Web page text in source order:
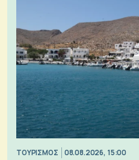
ΤΟΥΡΙΣΜΟΣ 08.08.2026, 15:00